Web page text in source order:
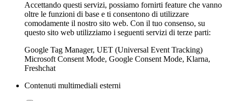
Accettando questi servizi, possiamo fornirti feature che vanno
oltre le funzioni di base e ti consentono di utilizzare
comodamente il nostro sito web. Con il tuo consenso, su
questo sito web utilizziamo i seguenti servizi di terze parti:
Google Tag Manager, UET (Universal Event Tracking)
Microsoft Consent Mode, Google Consent Mode, Klarna,
Freshchat
Contenuti multimediali esterni